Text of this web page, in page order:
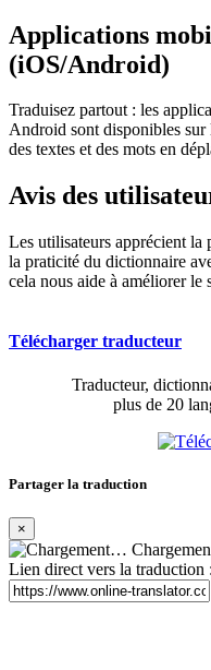
Applications
(iOS/Android)
Traduisez partout : les
Android sont disponibles sur
des textes et des mots en
Avis des
Les utilisateurs apprécient la
la praticité du dictionnaire
cela nous aide à améliorer le
Télécharger traducteur
Traducteur,
plus de 20
Partager la traduction
×
Lien direct vers la traduction :